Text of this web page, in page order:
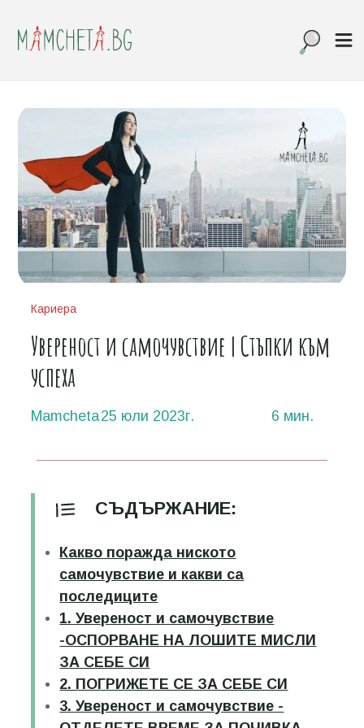
Кариера
Увереност и самочувствие | Стъпки към
успеха
Mamcheta25 юли 2023г. 6 мин.
СЪДЪРЖАНИЕ:
Какво поражда ниското
самочувствие и какви са
последиците
1. Увереност и самочувствие
-ОСПОРВАНЕ НА ЛОШИТЕ МИСЛИ
ЗА СЕБЕ СИ
2. ПОГРИЖЕТЕ СЕ ЗА СЕБЕ СИ
3. Увереност и самочувствие -